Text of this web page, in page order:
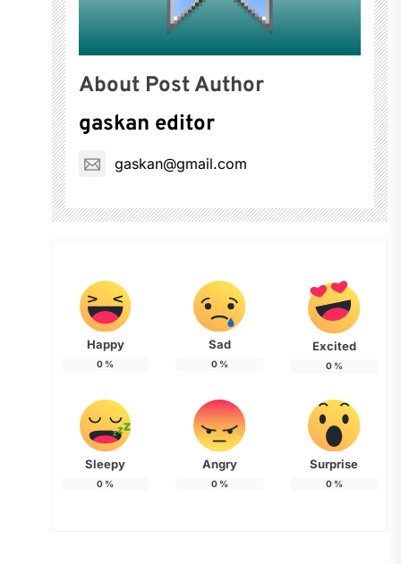
About Post Author
gaskan editor
gaskan@gmail.com
Happy
0 %
Sad
0%
Excited
0%
Sleepy
0 %
Angry
0%
Surprise
0%